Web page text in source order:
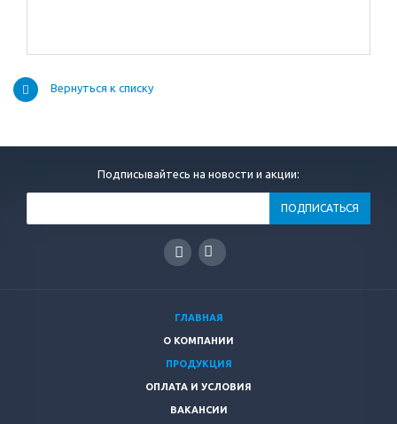
Вернуться к списку
Подписывайтесь на новости и акции:
ГЛАВНАЯ
О КОМПАНИИ
ПРОДУКЦИЯ
ОПЛАТА И УСЛОВИЯ
ВАКАНСИИ